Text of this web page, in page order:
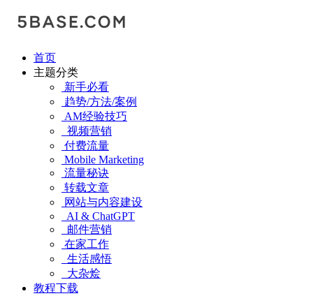
首页
主题分类
新手必看
趋势/方法/案例
AM经验技巧
视频营销
付费流量
Mobile Marketing
流量秘诀
转载文章
网站与内容建设
AI & ChatGPT
邮件营销
在家工作
生活感悟
大杂烩
教程下载